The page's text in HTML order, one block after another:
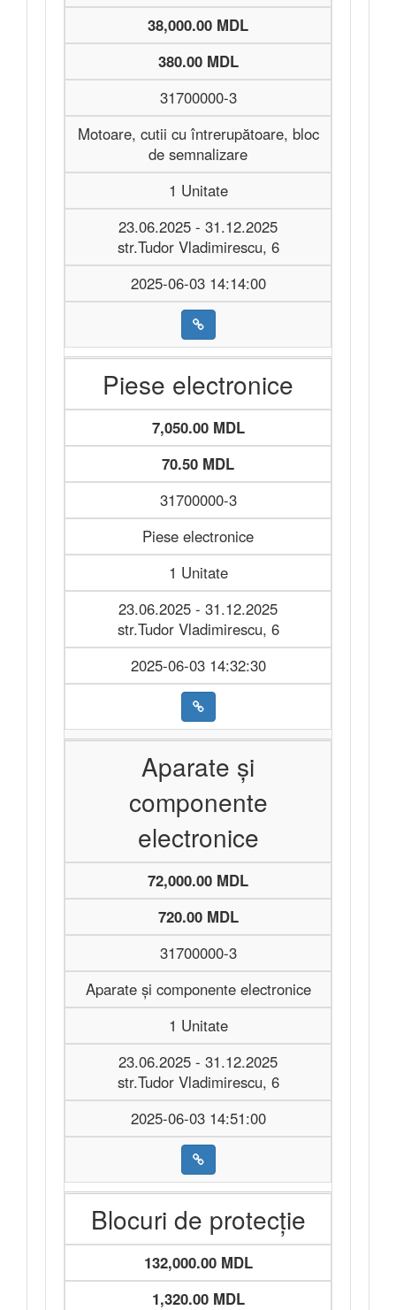
38,000.00 MDL
380.00 MDL
31700000-3
Motoare, cutii cu întrerupătoare, bloc
de semnalizare
1 Unitate
23.06.2025 - 31.12.2025
str.Tudor Vladimirescu, 6
2025-06-03 14:14:00
Piese electronice
7,050.00 MDL
70.50 MDL
31700000-3
Piese electronice
1 Unitate
23.06.2025 - 31.12.2025
str.Tudor Vladimirescu, 6
2025-06-03 14:32:30
Aparate și
componente
electronice
72,000.00 MDL
720.00 MDL
31700000-3
Aparate și componente electronice
1 Unitate
23.06.2025 - 31.12.2025
str.Tudor Vladimirescu, 6
2025-06-03 14:51:00
Blocuri de protecție
132,000.00 MDL
1,320.00 MDL